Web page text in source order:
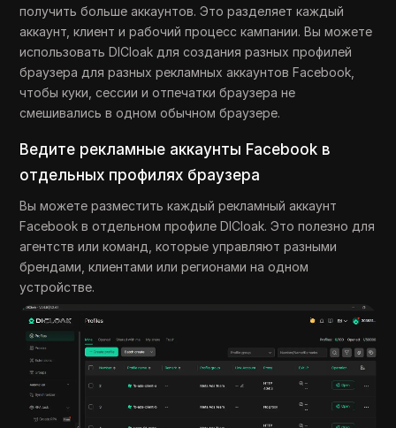
получить больше аккаунтов. Это разделяет каждый
аккаунт, клиент и рабочий процесс кампании. Вы можете
использовать DICloak для создания разных профилей
браузера для разных рекламных аккаунтов Facebook,
чтобы куки, сессии и отпечатки браузера не
смешивались в одном обычном браузере.
Ведите рекламные аккаунты Facebook в
отдельных профилях браузера
Вы можете разместить каждый рекламный аккаунт
Facebook в отдельном профиле DICloak. Это полезно для
агентств или команд, которые управляют разными
брендами, клиентами или регионами на одном
устройстве.